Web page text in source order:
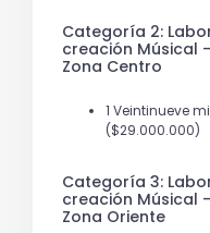
Categoría 2:
creación Músical
Zona Centro
1 Veintinueve
($29.000.000)
Categoría 3:
creación Músical
Zona Oriente